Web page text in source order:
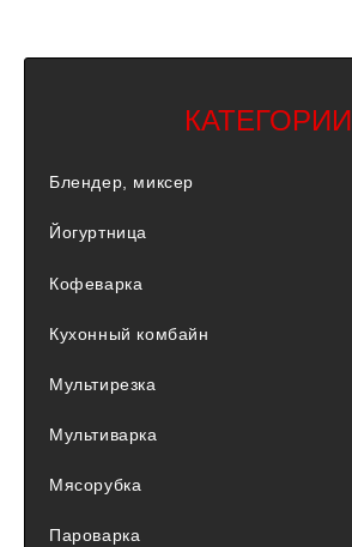
КАТЕГОРИИ
Блендер, миксер
Йогуртница
Кофеварка
Кухонный комбайн
Мультирезка
Мультиварка
Мясорубка
Пароварка